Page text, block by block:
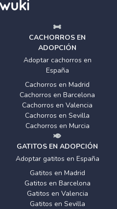
CACHORROS EN
ADOPCIÓN
Adoptar cachorros en
España
Cachorros en Madrid
Cachorros en Barcelona
Cachorros en Valencia
Cachorros en Sevilla
Cachorros en Murcia
GATITOS EN ADOPCIÓN
Adoptar gatitos en España
Gatitos en Madrid
Gatitos en Barcelona
Gatitos en Valencia
Gatitos en Sevilla